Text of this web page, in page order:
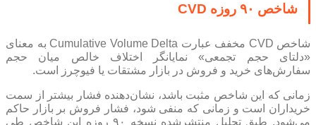
شاخص ۹۰ روزه CVD
شاخص CVD مخفف عبارت Cumulative Volume Delta به معنای
«دلتای حجم تجمعی» نمایانگر اختلاف خالص میان حجم
سفارش‌های خرید و فروش در بازار مشتقات یا فیوچرز است.
زمانی که این شاخص مثبت باشد، نشان‌دهنده فشار بیشتر از سمت
خریداران است و زمانی که منفی شود، فشار فروش بر بازار حاکم
می‌شود. طبق تحلیل منتشرشده نسخه ۹۰ روزه این شاخص طی